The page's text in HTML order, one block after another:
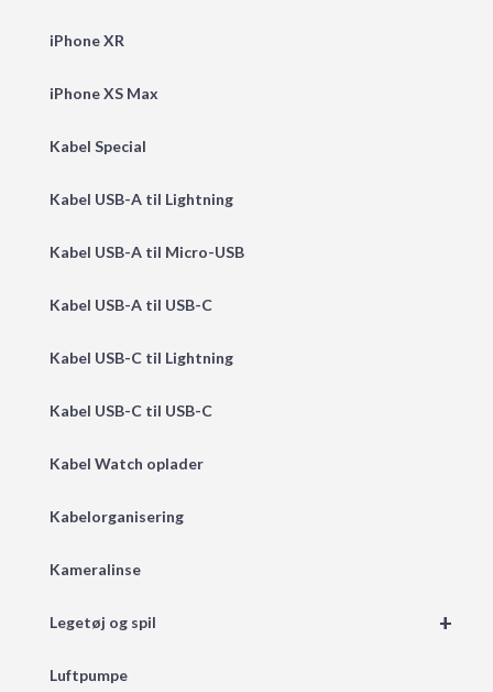
iPhone XR
iPhone XS Max
Kabel Special
Kabel USB-A til Lightning
Kabel USB-A til Micro-USB
Kabel USB-A til USB-C
Kabel USB-C til Lightning
Kabel USB-C til USB-C
Kabel Watch oplader
Kabelorganisering
Kameralinse
+
Legetøj og spil
Luftpumpe